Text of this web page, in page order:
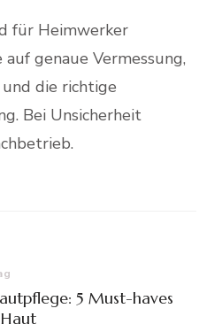
für Heimwerker
genaue Vermessung,
die richtige
Bei Unsicherheit
5 Must-haves